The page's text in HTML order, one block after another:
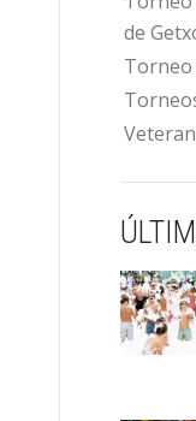
de
Torneo